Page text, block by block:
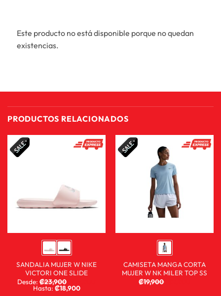
Este producto no está disponible porque no quedan
existencias.
PRODUCTOS RELACIONADOS
SANDALIA MUJER W NIKE
VICTORI ONE SLIDE
Desde: ₡23,900
Hasta:₡18,900
CAMISETA MANGA CORTA
MUJER W NK MILER TOP SS
₡19,900